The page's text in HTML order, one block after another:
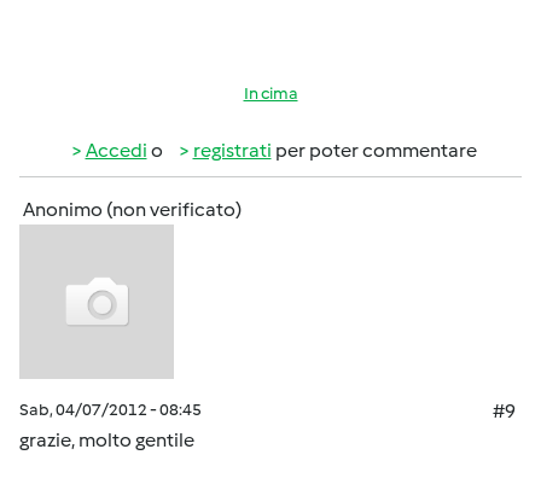
In cima
Accedi o registrati per poter commentare
Anonimo (non verificato)
Sab, 04/07/2012 - 08:45
#9
grazie, molto gentile